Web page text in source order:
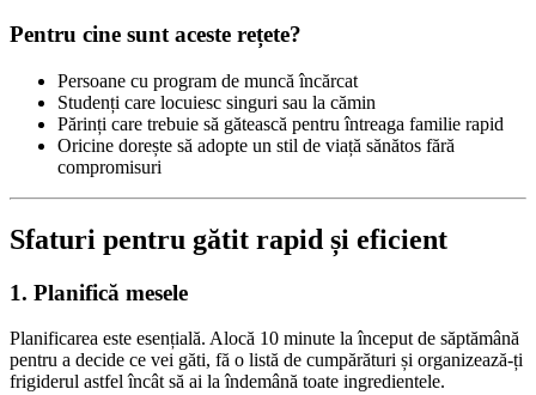
Pentru cine sunt aceste rețete?
Persoane cu program de muncă încărcat
Studenți care locuiesc singuri sau la cămin
Părinți care trebuie să gătească pentru întreaga familie rapid
Oricine dorește să adopte un stil de viață sănătos fără
compromisuri
Sfaturi pentru gătit rapid și eficient
1. Planifică mesele
Planificarea este esențială. Alocă 10 minute la început de săptămână
pentru a decide ce vei găti, fă o listă de cumpărături și organizează-ți
frigiderul astfel încât să ai la îndemână toate ingredientele.